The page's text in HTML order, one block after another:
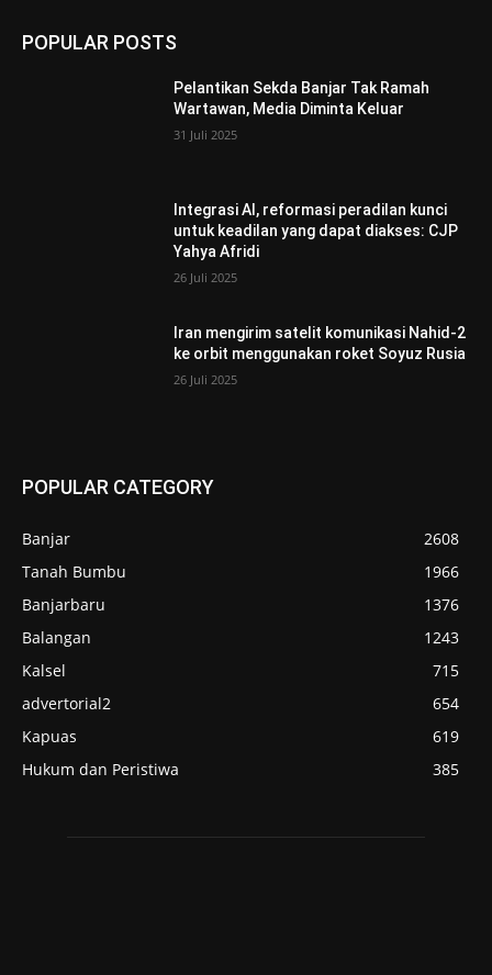
POPULAR POSTS
Pelantikan Sekda Banjar Tak Ramah
Wartawan, Media Diminta Keluar
31 Juli 2025
Integrasi AI, reformasi peradilan kunci
untuk keadilan yang dapat diakses: CJP
Yahya Afridi
26 Juli 2025
Iran mengirim satelit komunikasi Nahid-2
ke orbit menggunakan roket Soyuz Rusia
26 Juli 2025
POPULAR CATEGORY
Banjar
2608
Tanah Bumbu
1966
Banjarbaru
1376
Balangan
1243
Kalsel
715
advertorial2
654
Kapuas
619
Hukum dan Peristiwa
385